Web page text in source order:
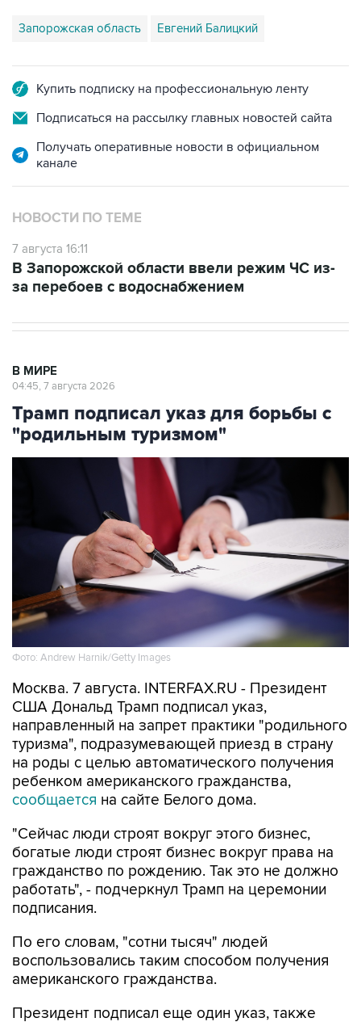
Запорожская область Евгений Балицкий
Купить подписку на профессиональную ленту
Подписаться на рассылку главных новостей сайта
Получать оперативные новости в официальном
канале
НОВОСТИ ПО ТЕМЕ
7 августа 16:11
В Запорожской области ввели режим ЧС из-
за перебоев с водоснабжением
В МИРЕ
04:45, 7 августа 2026
Трамп подписал указ для борьбы с
"родильным туризмом"
Фото: Andrew Harnik/Getty Images
Москва. 7 августа. INTERFAX.RU - Президент
США Дональд Трамп подписал указ,
направленный на запрет практики "родильного
туризма", подразумевающей приезд в страну
на роды с целью автоматического получения
ребенком американского гражданства,
сообщается на сайте Белого дома.
"Сейчас люди строят вокруг этого бизнес,
богатые люди строят бизнес вокруг права на
гражданство по рождению. Так это не должно
работать", - подчеркнул Трамп на церемонии
подписания.
По его словам, "сотни тысяч" людей
воспользовались таким способом получения
американского гражданства.
Президент подписал еще один указ, также